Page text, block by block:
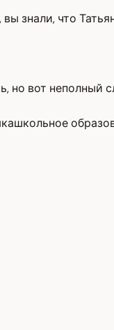
знали, что
но вот неполный
школьное